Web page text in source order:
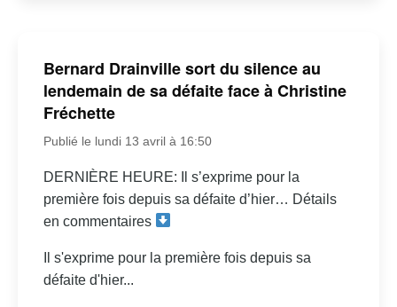
Bernard Drainville sort du silence au
lendemain de sa défaite face à Christine
Fréchette
Publié le lundi 13 avril à 16:50
DERNIÈRE HEURE: Il s’exprime pour la
première fois depuis sa défaite d’hier… Détails
en commentaires
Il s'exprime pour la première fois depuis sa
défaite d'hier...